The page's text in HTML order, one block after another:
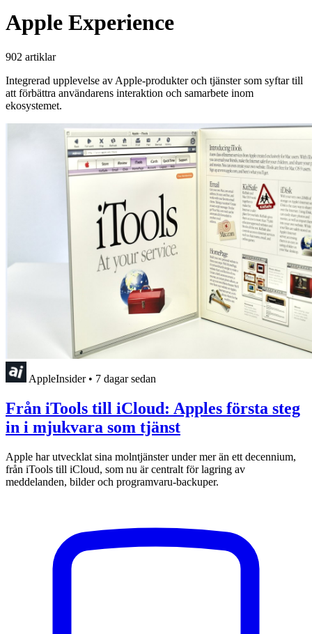
Apple Experience
902 artiklar
Integrerad upplevelse av Apple-produkter och tjänster som syftar till
att förbättra användarens interaktion och samarbete inom
ekosystemet.
AppleInsider • 7 dagar sedan
Från iTools till iCloud: Apples första steg
in i mjukvara som tjänst
Apple har utvecklat sina molntjänster under mer än ett decennium,
från iTools till iCloud, som nu är centralt för lagring av
meddelanden, bilder och programvaru-backuper.